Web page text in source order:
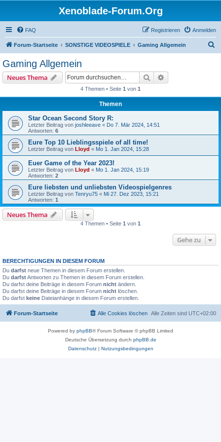
Xenoblade-Forum.Org
FAQ Anmelden
Registrieren
Forum-Startseite SONSTIGE VIDEOSPIELE Gaming Allgemein
Gaming Allgemein
Neues Thema Suche
4 Themen • Seite 1 von 1
Themen
Star Ocean Second Story R:
Letzter Beitrag von joshleeave « Do 7. Mär 2024, 14:51
Antworten: 6
Eure Top 10 Lieblingsspiele of all time!
Letzter Beitrag von Lloyd « Mo 1. Jan 2024, 15:28
Euer Game of the Year 2023!
Letzter Beitrag von Lloyd « Mo 1. Jan 2024, 15:19
Antworten: 2
Eure liebsten und unliebsten Videospielgenres
Letzter Beitrag von Tenryu75 « Mi 27. Dez 2023, 15:21
Antworten: 1
Neues Thema
4 Themen • Seite 1 von 1
Gehe zu
BERECHTIGUNGEN IN DIESEM FORUM
Du darfst neue Themen in diesem Forum erstellen.
Du darfstAntworten zu Themen in diesem Forum erstellen.
Du darfst deine Beiträge in diesem Forum nicht ändern.
Du darfst deine Beiträge in diesem Forum nicht löschen.
Du darfst keine Dateianhänge in diesem Forum erstellen.
Forum-Startseite Alle Zeiten sind UTC+02:00
Alle Cookies löschen
Powered by phpBB® Forum Software © phpBB Limited
Deutsche Übersetzung durch phpBB.de
Datenschutz| Nutzungsbedingungen